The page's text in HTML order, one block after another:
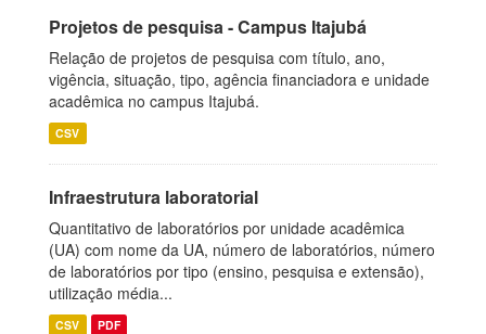
Projetos de pesquisa - Campus Itajubá
Relação de projetos de pesquisa com título, ano,
vigência, situação, tipo, agência financiadora e unidade
acadêmica no campus Itajubá.
CSV
Infraestrutura laboratorial
Quantitativo de laboratórios por unidade acadêmica
(UA) com nome da UA, número de laboratórios, número
de laboratórios por tipo (ensino, pesquisa e extensão),
utilização média...
CSV PDF